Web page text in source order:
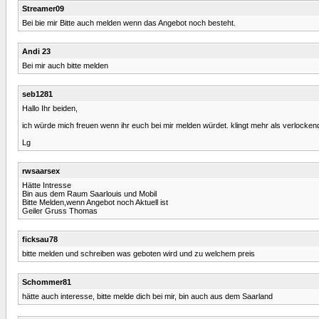
Streamer09
Bei bie mir Bitte auch melden wenn das Angebot noch besteht.
Andi 23
Bei mir auch bitte melden
seb1281
Hallo Ihr beiden,
ich würde mich freuen wenn ihr euch bei mir melden würdet. klingt mehr als
Lg
rwsaarsex
Hätte Intresse
Bin aus dem Raum Saarlouis und Mobil
Bitte Melden,wenn Angebot noch Aktuell ist
Geiler Gruss Thomas
ficksau78
bitte melden und schreiben was geboten wird und zu welchem preis
Schommer81
hätte auch interesse, bitte melde dich bei mir, bin auch aus dem Saarland